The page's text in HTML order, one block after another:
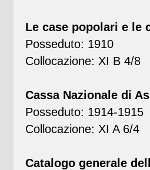
Le case popolari e le
Posseduto: 1910
Collocazione: XI B 4/8
Cassa Nazionale di
Posseduto: 1914-1915
Collocazione: XI A 6/4
Catalogo generale